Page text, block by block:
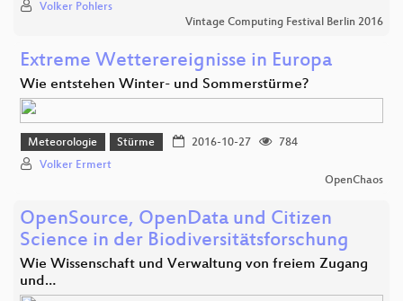
Volker Pohlers
Vintage Computing Festival Berlin 2016
Extreme Wetterereignisse in Europa
Wie entstehen Winter- und Sommerstürme?
Meteorologie Stürme 2016-10-27
784
Volker Ermert
OpenChaos
OpenSource, OpenData und Citizen
Science in der Biodiversitätsforschung
Wie Wissenschaft und Verwaltung von freiem Zugang
und…